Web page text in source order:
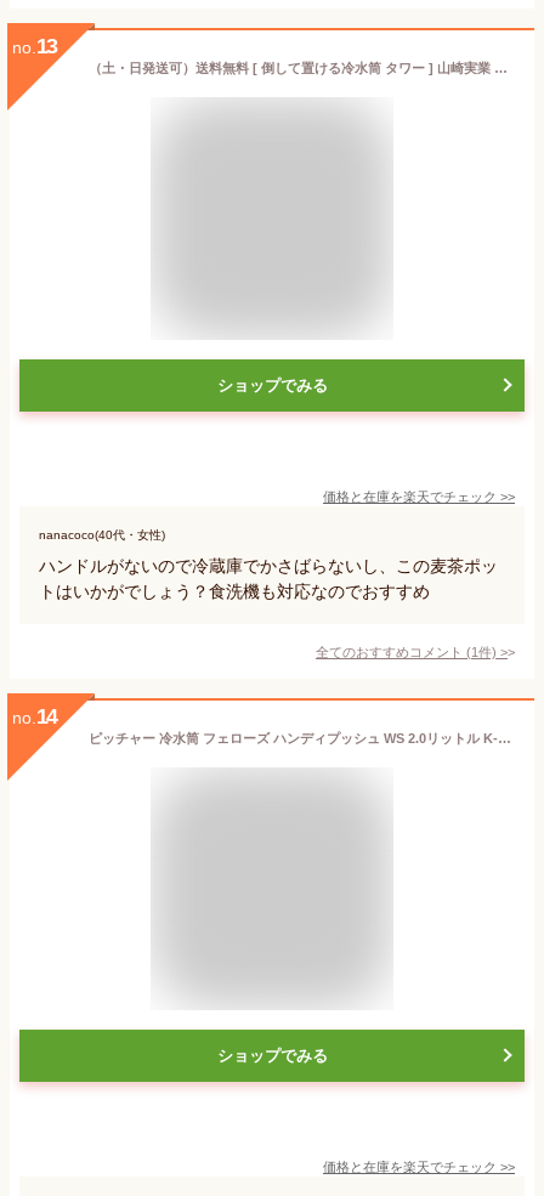
no. 13
（土・日発送可）送料無料 [ 倒して置ける冷水筒 タワー ] 山崎実業 ホワイト/ブラック 5724 5725 / 1.2L ピッチャー 冷蔵庫内 収納 冷水ポット 麦茶 麦茶ポット 冷茶 横置き ロック付き ドアポケット 保存 耐熱 食洗機対応 冷蔵庫内 JGS 最強配送 dej
ショップでみる
価格と在庫を楽天でチェック >>
nanacoco(40代・女性)
ハンドルがないので冷蔵庫でかさばらないし、この麦茶ポッ
トはいかがでしょう？食洗機も対応なのでおすすめ
全てのおすすめコメント (1件) >
no. 14
ピッチャー 冷水筒 フェローズ ハンディプッシュ WS 2.0リットル K-291 ｜ ウォーター ピッチャー 水筒 プラスチック ピッチャー 水 ジャグ 水筒 冷蔵庫ポット 広口ポット 食洗機対応 熱湯OK 岩崎工業 ラストロ ウォーターポット お茶入れ ボトル 耐熱 麦茶 2L
ショップでみる
価格と在庫を楽天でチェック >>